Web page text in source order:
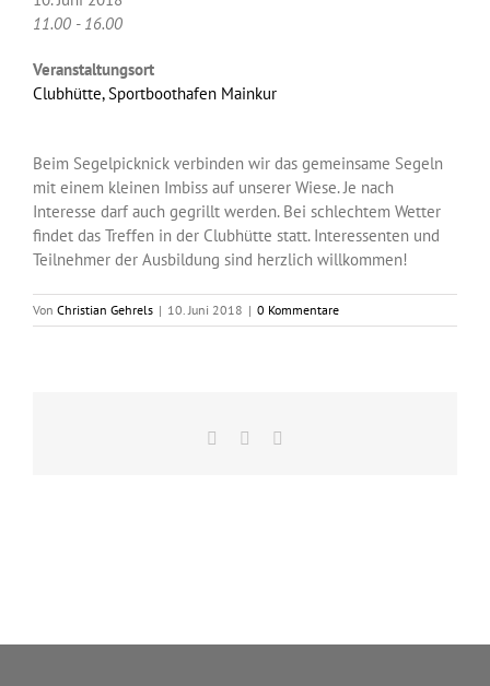
11.00 - 16.00
Veranstaltungsort
Clubhütte, Sportboothafen Mainkur
Beim Segelpicknick verbinden wir das gemeinsame Segeln
mit einem kleinen Imbiss auf unserer Wiese. Je nach
Interesse darf auch gegrillt werden. Bei schlechtem Wetter
findet das Treffen in der Clubhütte statt. Interessenten und
Teilnehmer der Ausbildung sind herzlich willkommen!
Von Christian Gehrels | 10. Juni 2018 | 0 Kommentare
Facebook